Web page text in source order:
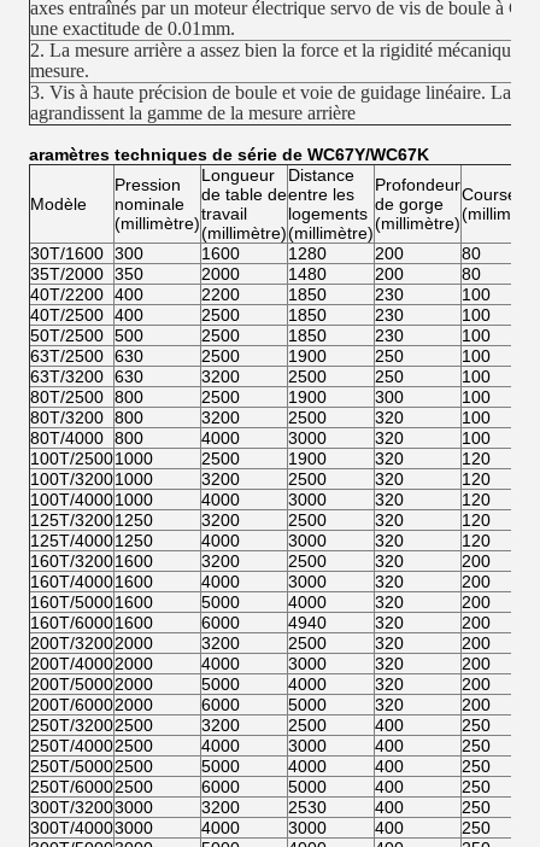
axes entraînés par un moteur électrique servo de vis de boule à
une exactitude de 0.01mm.
2. La mesure arrière a assez bien la force et la rigidité mécaniques
mesure.
3. Vis à haute précision de boule et voie de guidage linéaire. La
agrandissent la gamme de la mesure arrière
Paramètres techniques de série de WC67Y/WC67K
Modèle
Pression
nominale
(millimètre)
Longueur
de table de
travail
(millimètre)
Distance
entre les
logements
(millimètre)
Profondeur
de gorge
(millimètre)
Course
30T/1600 300 1600 1280 200
80
35T/2000 350 2000 1480 200
80
40T/2200 400 2200 1850 230
100
40T/2500 400 2500 1850 230
100
50T/2500 500 2500 1850 230
100
63T/2500 630 2500 1900 250
100
63T/3200 630 3200 2500 250
100
80T/2500 800 2500 1900 300
100
80T/3200 800 3200 2500 320
100
80T/4000 800 4000 3000 320
100
100T/25001000 2500 1900 320
120
100T/32001000 3200 2500 320
120
100T/40001000 4000 3000 320
120
125T/32001250 3200 2500 320
120
125T/40001250 4000 3000 320
120
160T/32001600 3200 2500 320
200
160T/40001600 4000 3000 320
200
160T/50001600 5000 4000 320
200
160T/60001600 6000 4940 320
200
200T/32002000 3200 2500 320
200
200T/40002000 4000 3000 320
200
200T/50002000 5000 4000 320
200
200T/60002000 6000 5000 320
200
250T/32002500 3200 2500 400
250
250T/40002500 4000 3000 400
250
250T/50002500 5000 4000 400
250
250T/60002500 6000 5000 400
250
300T/32003000 3200 2530 400
250
300T/40003000 4000 3000 400
250